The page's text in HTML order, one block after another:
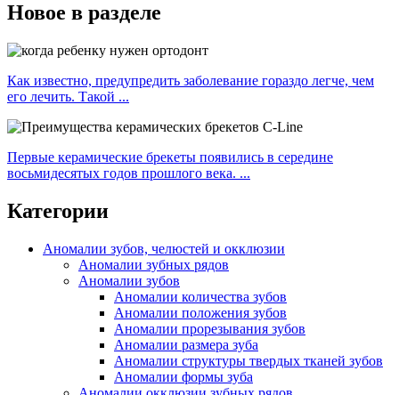
Новое в разделе
Как известно, предупредить заболевание гораздо легче, чем
его лечить. Такой ...
Первые керамические брекеты появились в середине
восьмидесятых годов прошлого века. ...
Категории
Аномалии зубов, челюстей и окклюзии
Аномалии зубных рядов
Аномалии зубов
Аномалии количества зубов
Аномалии положения зубов
Аномалии прорезывания зубов
Аномалии размера зуба
Аномалии структуры твердых тканей зубов
Аномалии формы зуба